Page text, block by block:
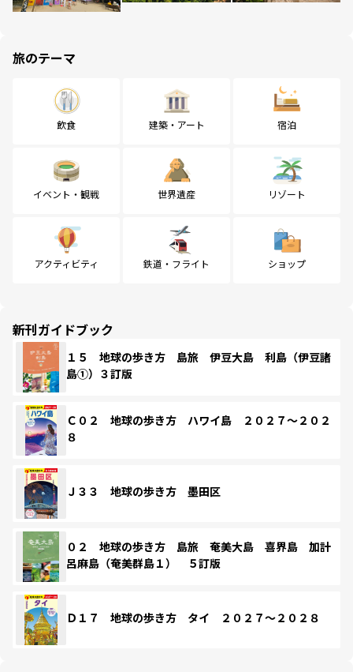
旅のテーマ
飲食 建築・アート 宿泊
イベント・観戦 世界遺産 リゾート
アクティビティ 鉄道・フライト ショップ
新刊ガイドブック
１５ 地球の歩き方 島旅 伊豆大島 利島（伊豆諸
島①）３訂版
Ｃ０２ 地球の歩き方 ハワイ島 ２０２７～２０２
８
Ｊ３３ 地球の歩き方 墨田区
０２ 地球の歩き方 島旅 奄美大島 喜界島 加計
呂麻島（奄美群島１） ５訂版
Ｄ１７ 地球の歩き方 タイ ２０２７～２０２８